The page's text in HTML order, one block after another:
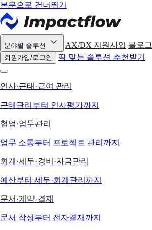
본문으로 건너뛰기
분야별 솔루션 AX/DX 지원사업 블로그
회원가입/로그인 딱 맞는 솔루션 추천받기
인사·근태·급여 관리
근태관리부터 인사평가까지
협업·업무관리
업무 소통부터 프로젝트 관리까지
회계·세무·경비·자금관리
예산부터 세무·회계관리까지
문서·계약·결재
문서 작성부터 전자결재까지